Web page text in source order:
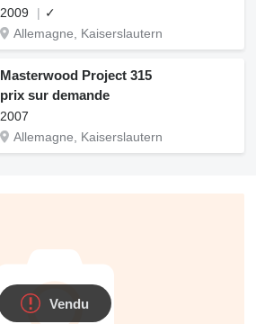
2009
✓
Allemagne, Kaiserslautern
Masterwood Project 315
prix sur demande
2007
Allemagne, Kaiserslautern
Vendu